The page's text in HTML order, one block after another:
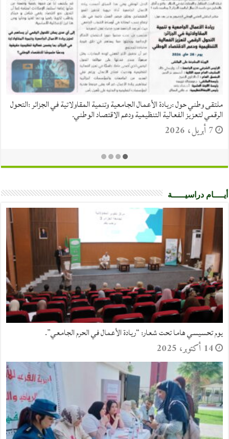
ملتقى دولي موسوم بـ: التحديات التي تواجه قطاع الفلاحة في ظل التحولات
المعاصرة بالجزائر.
10 نوفمبر، 2025
أيــــام دراسيـــــة
دعوة عامة
28 مايو، 2025